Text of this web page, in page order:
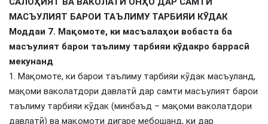
МАСЪУЛИЯТ БАРОИ ТАЪЛИМУ ТАРБИЯИ КӮДАК
Моддаи 7. Мақомоте, ки масъалаҳои вобаста ба
масъулият барои таълиму тарбияи кӯдакро баррасӣ
мекунанд
1. Мақомоте, ки барои таълиму тарбияи кӯдак масъуланд,
мақоми ваколатдори давлатӣ дар самти масъулият барои
таълиму тарбияи кӯдак (минбаъд – мақоми ваколатдори
давлатӣ) ва мақомоти дигаре мебошанд, ки дар